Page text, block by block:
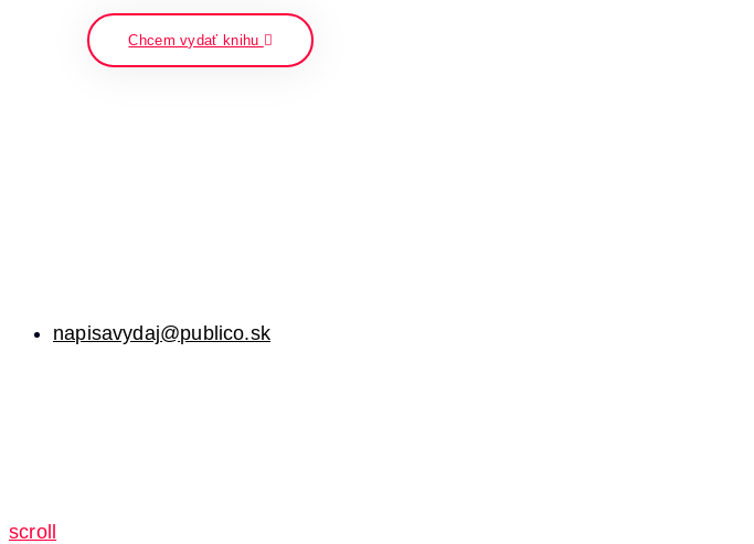
Chcem vydať knihu
napisavydaj@publico.sk
scroll